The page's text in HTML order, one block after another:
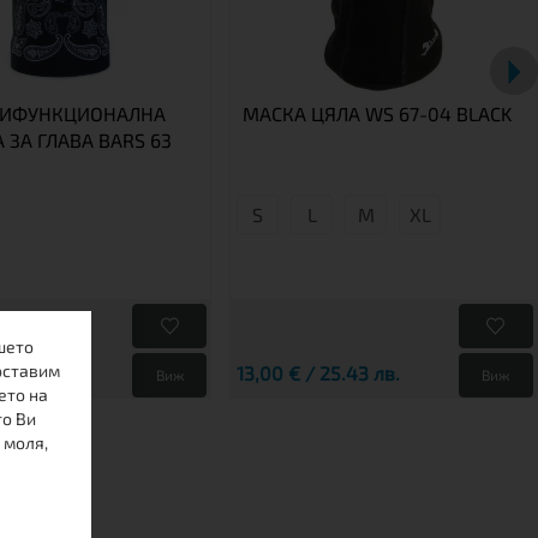
ГЛАВА BARS 63
лв. Виж
МАСКА ЦЯЛА WS 67-04 BLACK
S L М XL
13,00 € / 25.43 лв. Виж
на
Ви
моля,